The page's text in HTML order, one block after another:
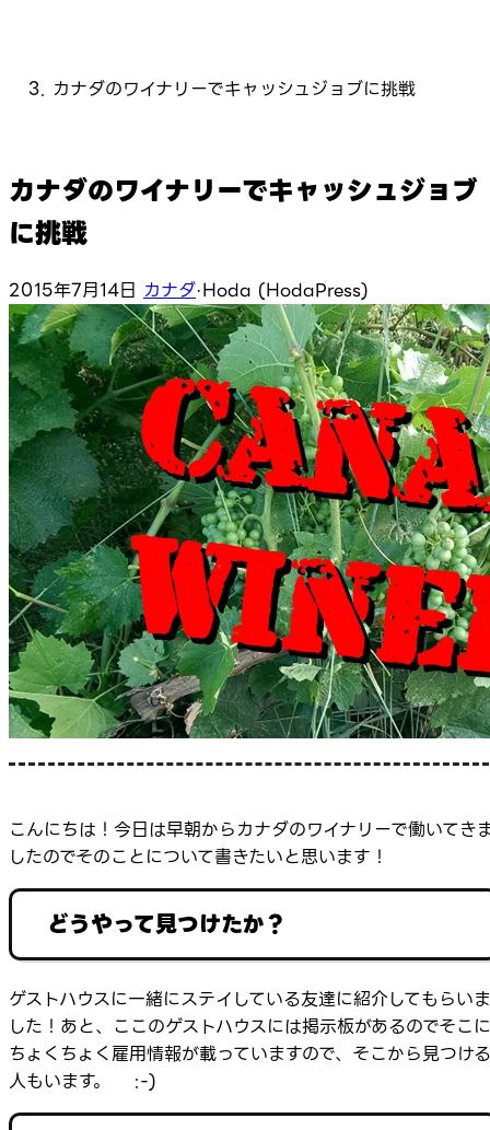
カナダのワイナリーでキャッシュジョブに挑戦
カナダのワイナリーでキャッシュジョブ
に挑戦
2015年7月14日 カナダ·Hoda (HodaPress)
こんにちは！今日は早朝からカナダのワイナリーで働いてき
したのでそのことについて書きたいと思います！
どうやって見つけたか？
ゲストハウスに一緒にステイしている友達に紹介してもらいま
した！あと、ここのゲストハウスには掲示板があるのでそこに
ちょくちょく雇用情報が載っていますので、そこから見つける
人もいます。 :-)